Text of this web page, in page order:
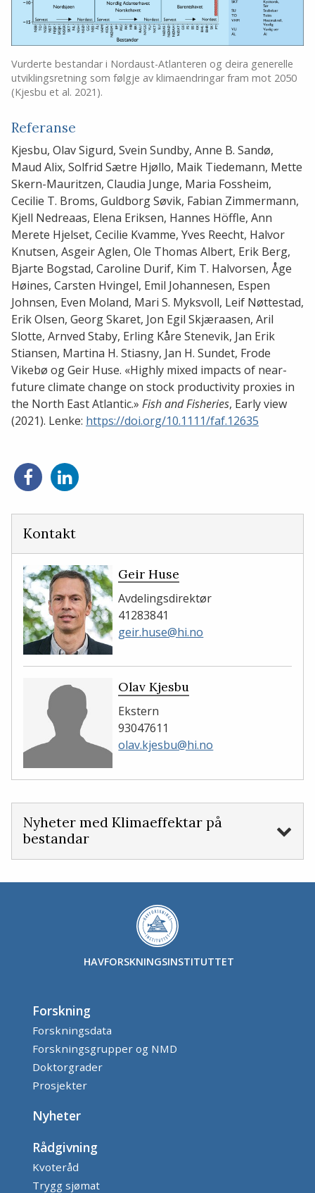
Vurderte bestandar i Nordaust-Atlanteren og deira generelle
utviklingsretning som følgje av klimaendringar fram mot 2050
(Kjesbu et al. 2021).
Referanse
Kjesbu, Olav Sigurd, Svein Sundby, Anne B. Sandø,
Maud Alix, Solfrid Sætre Hjøllo, Maik Tiedemann, Mette
Skern-Mauritzen, Claudia Junge, Maria Fossheim,
Cecilie T. Broms, Guldborg Søvik, Fabian Zimmermann,
Kjell Nedreaas, Elena Eriksen, Hannes Höffle, Ann
Merete Hjelset, Cecilie Kvamme, Yves Reecht, Halvor
Knutsen, Asgeir Aglen, Ole Thomas Albert, Erik Berg,
Bjarte Bogstad, Caroline Durif, Kim T. Halvorsen, Åge
Høines, Carsten Hvingel, Emil Johannesen, Espen
Johnsen, Even Moland, Mari S. Myksvoll, Leif Nøttestad,
Erik Olsen, Georg Skaret, Jon Egil Skjæraasen, Aril
Slotte, Arnved Staby, Erling Kåre Stenevik, Jan Erik
Stiansen, Martina H. Stiasny, Jan H. Sundet, Frode
Vikebø og Geir Huse. «Highly mixed impacts of near-
future climate change on stock productivity proxies in
the North East Atlantic.» Fish and Fisheries, Early view
(2021). Lenke: https://doi.org/10.1111/faf.12635
Del
på
Del
på
Kontakt
Geir Huse
Avdelingsdirektør
41283841
geir.huse@hi.no
Olav Kjesbu
Ekstern
93047611
olav.kjesbu@hi.no
Nyheter med Klimaeffektar på
bestandar
HAVFORSKNINGSINSTITUTTET
Forskning
Forskningsdata
Forskningsgrupper og NMD
Doktorgrader
Prosjekter
Nyheter
Rådgivning
Kvoteråd
Trygg sjømat